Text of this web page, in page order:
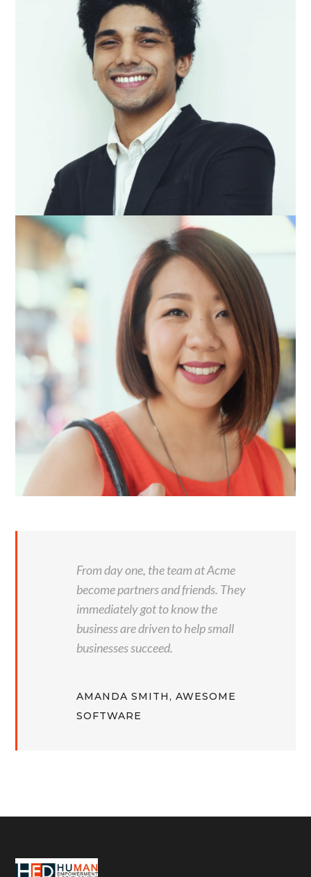
From day one, the team at Acme
become partners and friends. They
immediately got to know the
business are driven to help small
businesses succeed.
AMANDA SMITH, AWESOME
SOFTWARE